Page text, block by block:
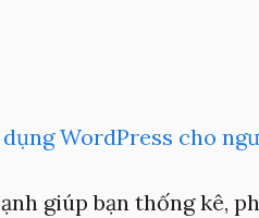
WordPress cho
giúp bạn thống kê,